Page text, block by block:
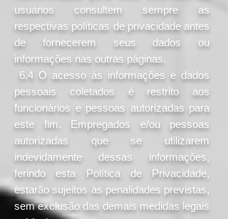
usuários consultem sempre as
respectivas políticas de privacidade antes
de fornecerem seus dados ou
informações nas outras páginas.
6.4 O acesso às informações e dados
pessoais coletados é restrito aos
funcionários e pessoas autorizadas para
este fim. Empregados e/ou pessoas
autorizadas que se utilizarem
indevidamente dessas informações,
ferindo esta Política de Privacidade,
estarão sujeitos às penalidades previstas,
sem exclusão das demais medidas legais